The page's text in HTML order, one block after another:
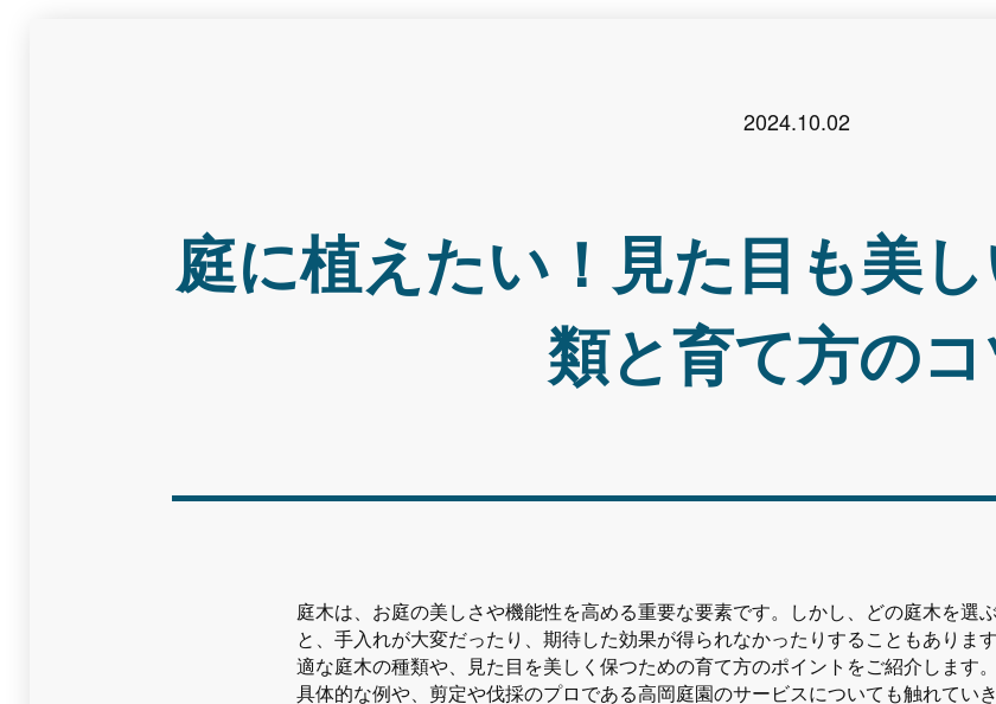
2024.10.02
庭に植えたい！見た目も美
類と育て方の
庭木は、お庭の美しさや機能性を高める重要な要素です。しかし、どの庭木を選
と、手入れが大変だったり、期待した効果が得られなかったりすることもありま
適な庭木の種類や、見た目を美しく保つための育て方のポイントをご紹介します
具体的な例や、剪定や伐採のプロである高岡庭園のサービスについても触れてい